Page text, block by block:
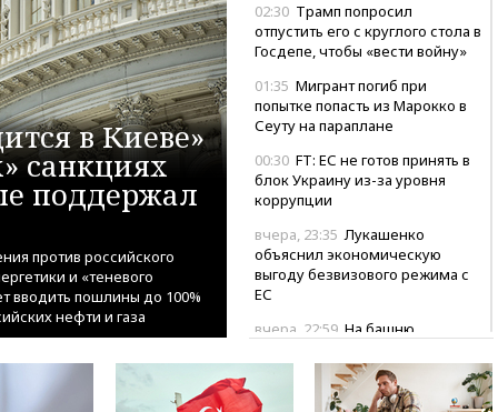
в Киеве»
санкциях
поддержал
против российского
и «теневого
вводить пошлины до 100%
нефти и газа
02:30 Трамп попросил
отпустить его с круглого стола в
Госдепе, чтобы «вести войну»
01:35 Мигрант погиб при
попытке попасть из Марокко в
Сеуту на параплане
00:30 FT: ЕС не готов принять в
блок Украину из-за уровня
коррупции
вчера, 23:35 Лукашенко
объяснил экономическую
выгоду безвизового режима с
ЕС
вчера, 22:59 На башню
вернут утраченную скульптуру
балерины